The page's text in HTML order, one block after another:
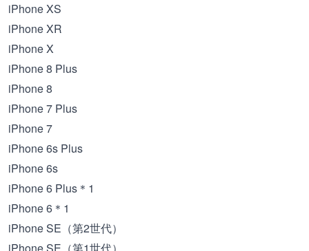
iPhone XS
iPhone XR
iPhone X
iPhone 8 Plus
iPhone 8
iPhone 7 Plus
iPhone 7
iPhone 6s Plus
iPhone 6s
iPhone 6 Plus＊1
iPhone 6＊1
iPhone SE（第2世代）